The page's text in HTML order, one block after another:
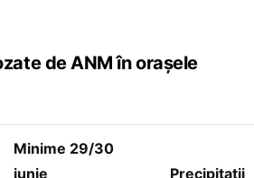
de ANM în orașele
Minime 29/30
iunie
Precipitații